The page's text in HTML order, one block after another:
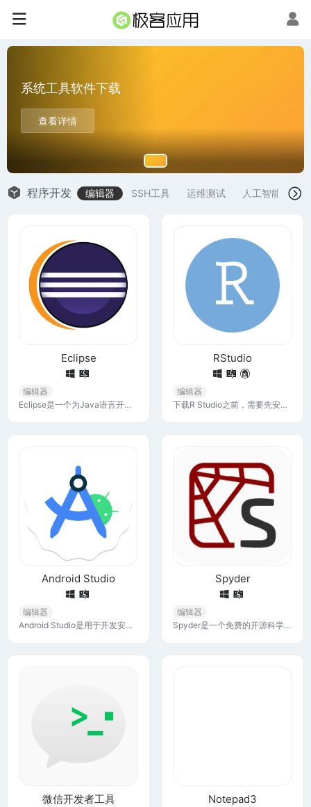
系统工具软件下载
查看详情
程序开发 编辑器 SSH工具 运维测试 人工智能
Eclipse
编辑器
Eclipse是一个为Java语言开发而设计的集成开发环境（IDE），但通过插件的形式，现在已经支持了广泛的编程语言，它的灵活性和可扩展性使其成为一个强大的开发工具。
RStudio
编辑器
下载R Studio之前，需要先安装R语言。RStudio 集成开发环境 （IDE） 是一组工具，旨在帮助您提高 R 和 Python 的工作效率。
Android Studio
编辑器
Android Studio是用于开发安卓应用的官方集成开发环境 (IDE)，软件开发者可利用 IDE 中的工具为 Android 平台设计、构建、运行和测试软件。
Spyder
编辑器
Spyder是一个免费的开源科学环境，用 Python 编写，由 Python 设计，为科学家、工程师和数据分析师设计。它具有综合开发工具的高级编辑、分析、调试和分析功能与科学软件包的数据探索、交互式执行、深度检查和美观可视化功能的独特组合。
微信开发者工具 Notepad3